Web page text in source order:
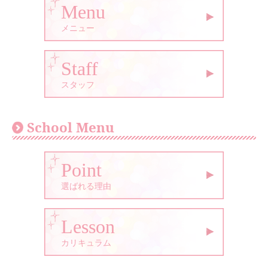
Menu
メニュー
Staff
スタッフ
School Menu
Point
選ばれる理由
Lesson
カリキュラム